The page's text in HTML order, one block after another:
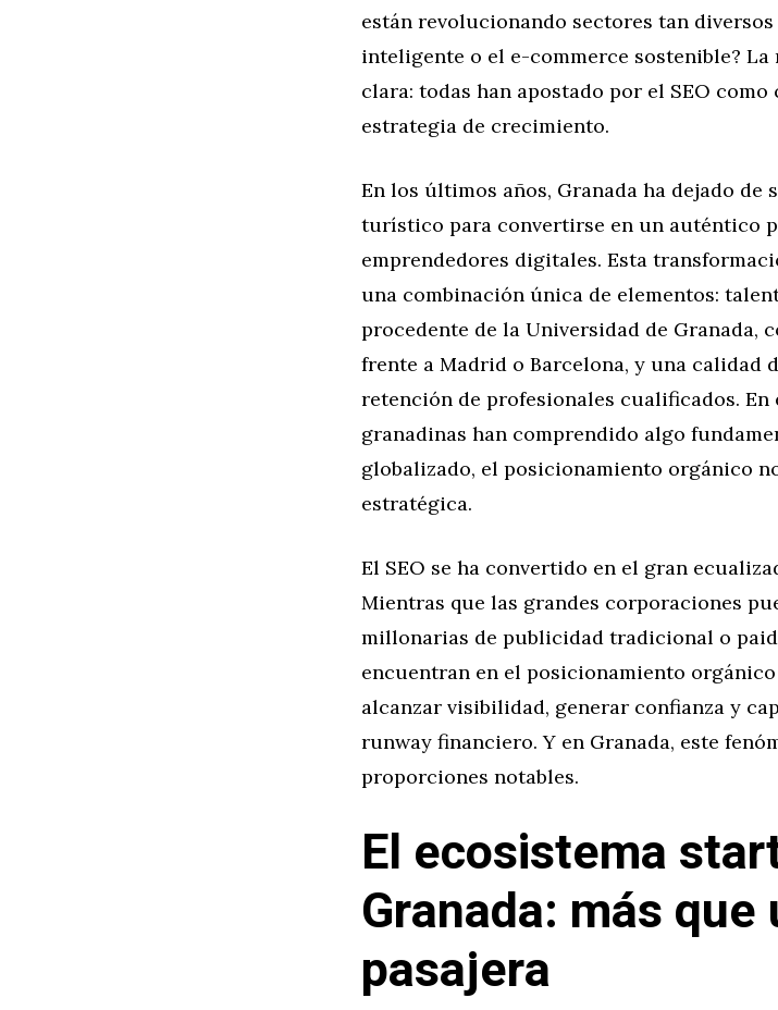
están revolucionando sectores tan
inteligente o el e-commerce sostenible?
clara: todas han apostado por el SEO
estrategia de crecimiento.
En los últimos años, Granada ha dejado de
turístico para convertirse en un auténtico
emprendedores digitales. Esta
una combinación única de elementos:
procedente de la Universidad de Granada,
frente a Madrid o Barcelona, y una calidad
retención de profesionales cualificados.
granadinas han comprendido algo
globalizado, el posicionamiento orgánico
estratégica.
El SEO se ha convertido en el gran
Mientras que las grandes corporaciones
millonarias de publicidad tradicional o
encuentran en el posicionamiento
alcanzar visibilidad, generar confianza y
runway financiero. Y en Granada, este
proporciones notables.
El ecosistema
Granada: más
pasajera